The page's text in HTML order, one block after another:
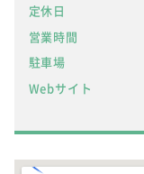
定休日
営業時間
駐車場
Webサイト